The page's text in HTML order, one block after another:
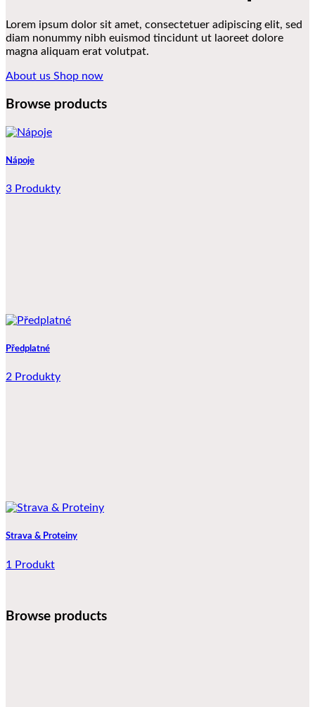
Lorem ipsum dolor sit amet, consectetuer adipiscing elit, sed
diam nonummy nibh euismod tincidunt ut laoreet dolore
magna aliquam erat volutpat.
About us Shop now
Browse products
Nápoje
3 Produkty
Předplatné
2 Produkty
Strava & Proteiny
1 Produkt
Browse products